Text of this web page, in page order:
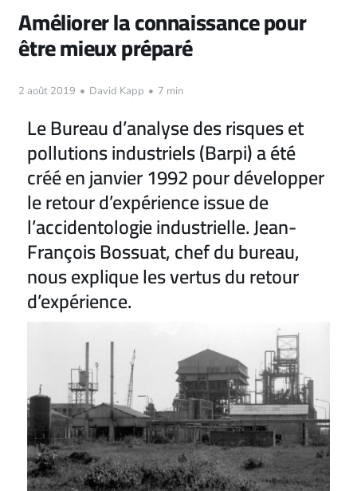
Améliorer la connaissance pour
être mieux préparé
2 août 2019 • David Kapp • 7 min
Le Bureau d’analyse des risques et
pollutions industriels (Barpi) a été
créé en janvier 1992 pour développer
le retour d’expérience issue de
l’accidentologie industrielle. Jean-
François Bossuat, chef du bureau,
nous explique les vertus du retour
d’expérience.